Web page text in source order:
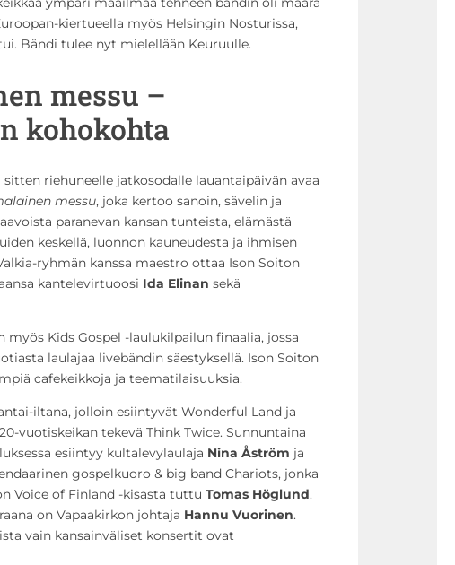
kiertueella myös Helsingin Nosturissa,
Bändi tulee nyt mielellään Keuruulle.
messu –
kohokohta
riehuneelle jatkosodalle lauantaipäivän avaa
messu, joka kertoo sanoin, sävelin ja
paranevan kansan tunteista, elämästä
keskellä, luonnon kauneudesta ja ihmisen
ryhmän kanssa maestro ottaa Ison Soiton
kantelevirtuoosi Ida Elinan sekä
myös Kids Gospel -laulukilpailun finaalia, jossa
laulajaa livebändin säestyksellä. Ison Soiton
cafekeikkoja ja teematilaisuuksia.
iltana, jolloin esiintyvät Wonderful Land ja
vuotiskeikan tekevä Think Twice. Sunnuntaina
esiintyy kultalevylaulaja Nina Åström ja
gospelkuoro & big band Chariots, jonka
Voice of Finland -kisasta tuttu Tomas Höglund.
on Vapaakirkon johtaja Hannu Vuorinen.
vain kansainväliset konsertit ovat